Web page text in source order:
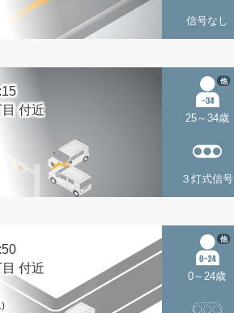
信号なし
付近
25～34歳
他
３灯式信号
付近
0～24歳
他